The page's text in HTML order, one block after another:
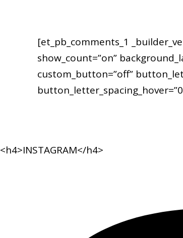
[et_pb_comments_1
show_count=”on”
custom_button=”off”
<h4>INSTAGRAM</h4>